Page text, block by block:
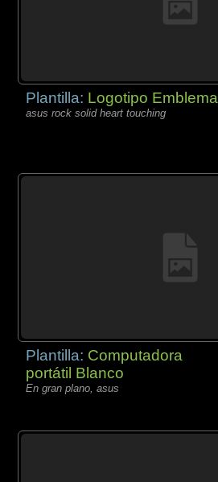
Plantilla: Logotipo Emblema
asus rock solid heart touching
Plantilla: Computadora
portátil Blanco
En gran plano, asus